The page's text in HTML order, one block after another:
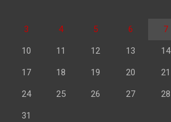
3 4 5 6 7
10 11 12 13 14
17 18 19 20 21
24 25 26 27 28
31